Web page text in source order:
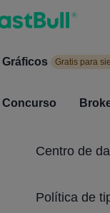
Buscar
Gráficos Gratis para
Concurso
Centro de
Política de